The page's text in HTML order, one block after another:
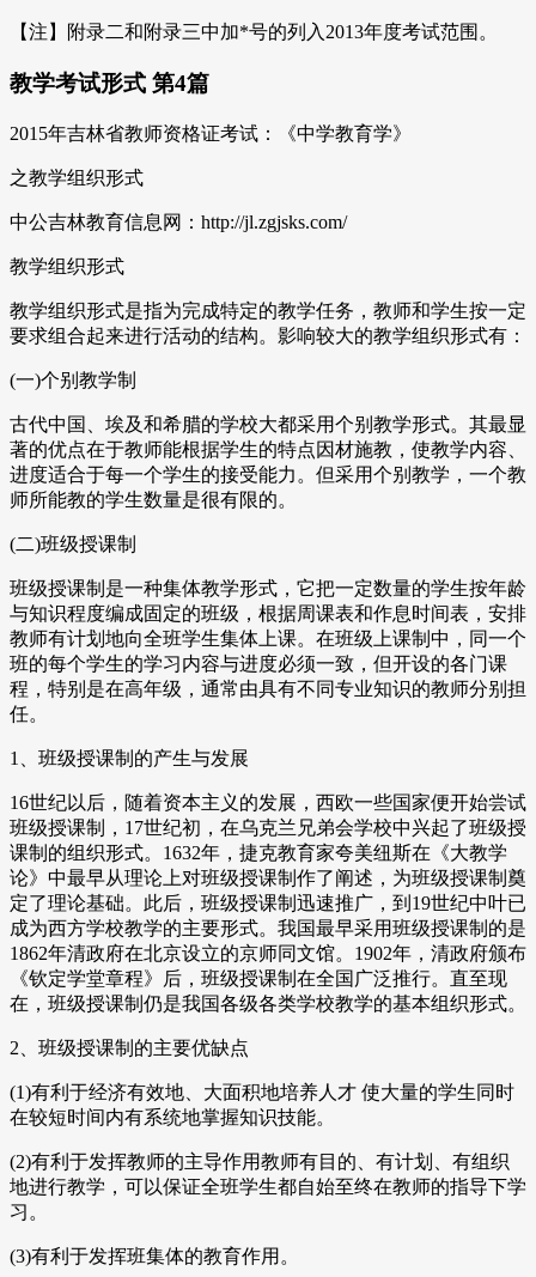
【注】附录二和附录三中加*号的列入2013年度考试范围。
教学考试形式 第4篇
2015年吉林省教师资格证考试：《中学教育学》
之教学组织形式
中公吉林教育信息网：http://jl.zgjsks.com/
教学组织形式
教学组织形式是指为完成特定的教学任务，教师和学生按一定
要求组合起来进行活动的结构。影响较大的教学组织形式有：
(一)个别教学制
古代中国、埃及和希腊的学校大都采用个别教学形式。其最显
著的优点在于教师能根据学生的特点因材施教，使教学内容、
进度适合于每一个学生的接受能力。但采用个别教学，一个教
师所能教的学生数量是很有限的。
(二)班级授课制
班级授课制是一种集体教学形式，它把一定数量的学生按年龄
与知识程度编成固定的班级，根据周课表和作息时间表，安排
教师有计划地向全班学生集体上课。在班级上课制中，同一个
班的每个学生的学习内容与进度必须一致，但开设的各门课
程，特别是在高年级，通常由具有不同专业知识的教师分别担
任。
1、班级授课制的产生与发展
16世纪以后，随着资本主义的发展，西欧一些国家便开始尝试
班级授课制，17世纪初，在乌克兰兄弟会学校中兴起了班级授
课制的组织形式。1632年，捷克教育家夸美纽斯在《大教学
论》中最早从理论上对班级授课制作了阐述，为班级授课制奠
定了理论基础。此后，班级授课制迅速推广，到19世纪中叶已
成为西方学校教学的主要形式。我国最早采用班级授课制的是
1862年清政府在北京设立的京师同文馆。1902年，清政府颁布
《钦定学堂章程》后，班级授课制在全国广泛推行。直至现
在，班级授课制仍是我国各级各类学校教学的基本组织形式。
2、班级授课制的主要优缺点
(1)有利于经济有效地、大面积地培养人才 使大量的学生同时
在较短时间内有系统地掌握知识技能。
(2)有利于发挥教师的主导作用教师有目的、有计划、有组织
地进行教学，可以保证全班学生都自始至终在教师的指导下学
习。
(3)有利于发挥班集体的教育作用。